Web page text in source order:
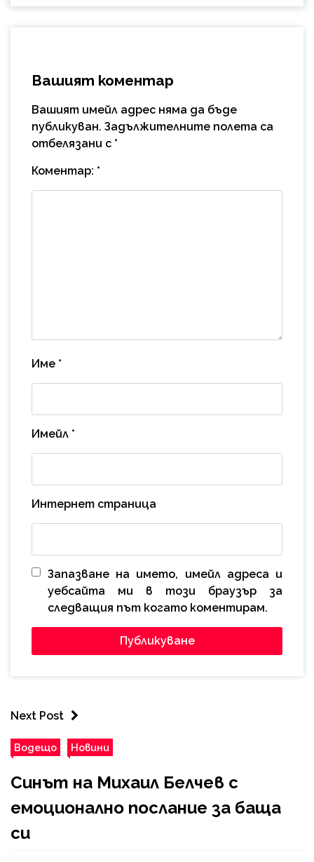
Вашият коментар
Вашият имейл адрес няма да бъде
публикуван. Задължителните полета са
отбелязани с *
Коментар: *
Име *
Имейл *
Интернет страница
Запазване на името, имейл адреса и
уебсайта ми в този браузър за
следващия път когато коментирам.
Next Post
Водещо Новини
Синът на Михаил Белчев с
емоционално послание за баща
си